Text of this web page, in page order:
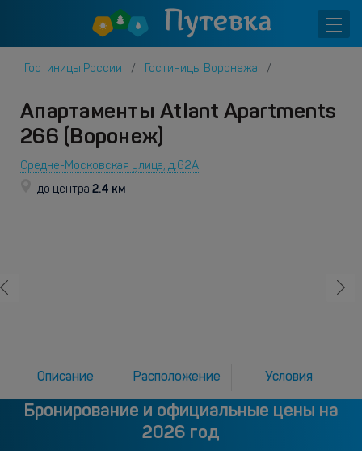
Гостиницы России Гостиницы Воронежа
Апартаменты Atlant Apartments
266 (Воронеж)
Средне-Московская улица, д.62А
до центра 2.4 км
Описание Расположение Условия
Бронирование и официальные цены на
2026 год